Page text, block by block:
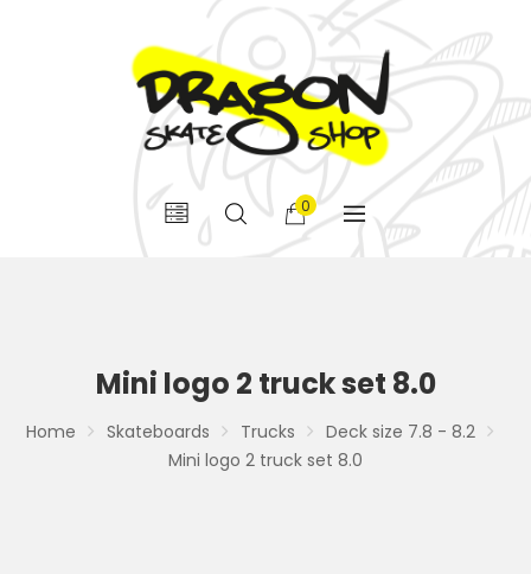
0
Mini logo 2 truck set 8.0
Home Skateboards Trucks
Deck size 7.8 - 8.2
Mini logo 2 truck set 8.0